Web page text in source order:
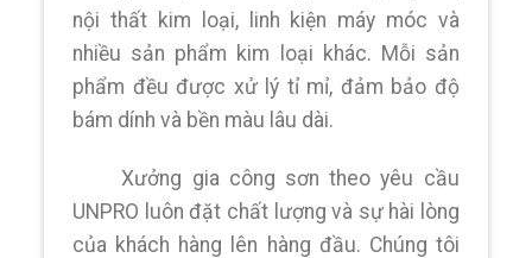
nội thất kim loại, linh kiện máy móc và
nhiều sản phẩm kim loại khác. Mỗi sản
phẩm đều được xử lý tỉ mỉ, đảm bảo độ
bám dính và bền màu lâu dài.
Xưởng gia công sơn theo yêu cầu
UNPRO luôn đặt chất lượng và sự hài lòng
của khách hàng lên hàng đầu. Chúng tôi